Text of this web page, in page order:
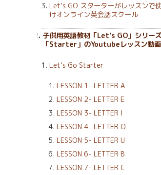
Let’s GO スターターがレッスンで
けオンライン英会話スクール
子供用英語教材「Let’s GO」シリー
「Starter」のYoutubeレッスン動画
Let’s Go Starter
LESSON 1- LETTER A
LESSON 2- LETTER E
LESSON 3- LETTER I
LESSON 4- LETTER O
LESSON 5- LETTER U
LESSON 6- LETTER B
LESSON 7- LETTER C